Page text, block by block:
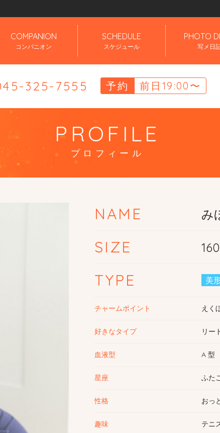
COMPANION
コンパニオン
SCHEDULE
スケジュール
PHOTO
写メ日
325-7555 予約 前日19:00〜
PROFILE
プロフィール
NAME み
SIZE
TYPE 美
チャームポイント えく
好きなタイプ リー
血液型 A 型
星座 ふた
性格 おっ
趣味 テニ